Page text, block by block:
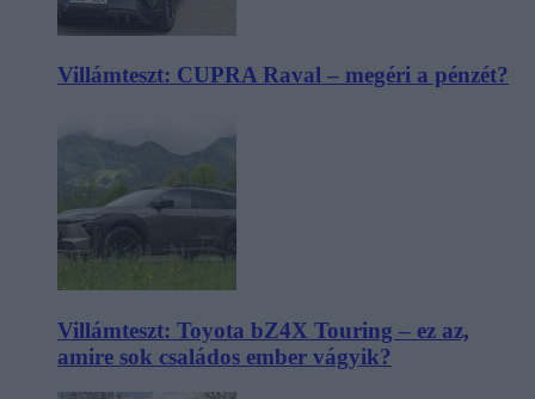
Villámteszt: CUPRA Raval – megéri a pénzét?
Villámteszt: Toyota bZ4X Touring – ez az,
amire sok családos ember vágyik?